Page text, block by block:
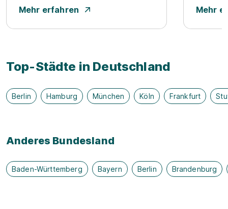
Mehr erfahren Mehr
Top-Städte in Deutschland
Berlin Hamburg München Köln Frankfurt
Anderes Bundesland
Baden-Württemberg Bayern Berlin Brandenburg